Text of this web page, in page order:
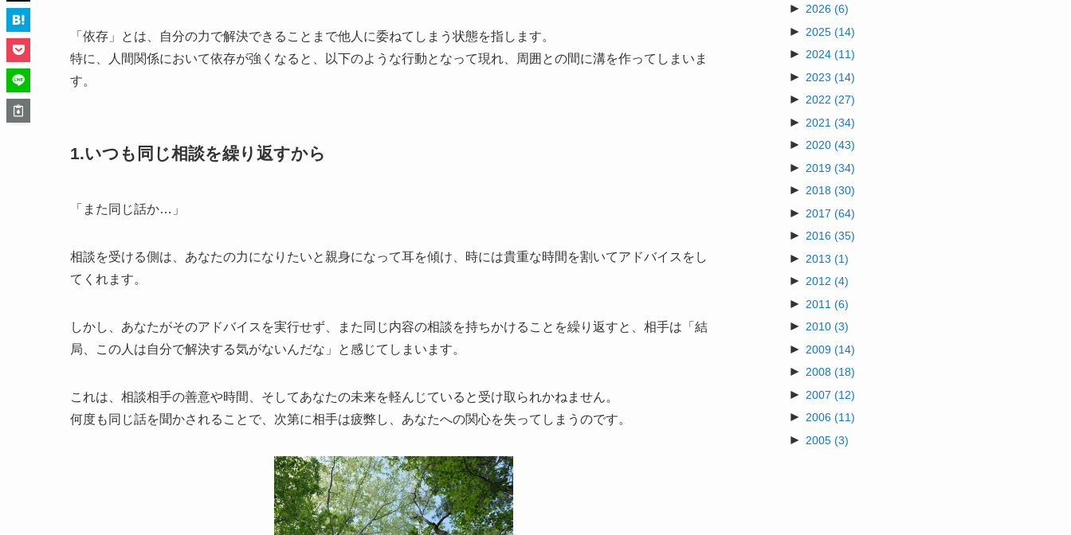
「依存」とは、自分の力で解決できることまで他人に委ねてしまう状態を指します。
特に、人間関係において依存が強くなると、以下のような行動となって現れ、周囲との間に溝を作ってしまいま
す。
1.いつも同じ相談を繰り返すから
「また同じ話か…」
相談を受ける側は、あなたの力になりたいと親身になって耳を傾け、時には貴重な時間を割いてアドバイスをし
てくれます。
しかし、あなたがそのアドバイスを実行せず、また同じ内容の相談を持ちかけることを繰り返すと、相手は「結
局、この人は自分で解決する気がないんだな」と感じてしまいます。
これは、相談相手の善意や時間、そしてあなたの未来を軽んじていると受け取られかねません。
何度も同じ話を聞かされることで、次第に相手は疲弊し、あなたへの関心を失ってしまうのです。
► 2026 (6)
► 2025 (14)
► 2024 (11)
► 2023 (14)
► 2022 (27)
► 2021 (34)
► 2020 (43)
► 2019 (34)
► 2018 (30)
► 2017 (64)
► 2016 (35)
► 2013 (1)
► 2012 (4)
► 2011 (6)
► 2010 (3)
► 2009 (14)
► 2008 (18)
► 2007 (12)
► 2006 (11)
► 2005 (3)